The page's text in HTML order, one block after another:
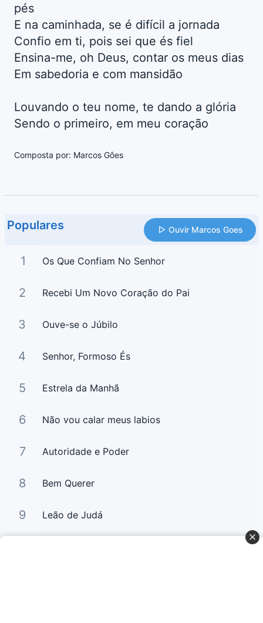
pés
E na caminhada, se é difícil a jornada
Confio em ti, pois sei que és fiel
Ensina-me, oh Deus, contar os meus dias
Em sabedoria e com mansidão
Louvando o teu nome, te dando a glória
Sendo o primeiro, em meu coração
Composta por: Marcos Gôes
Populares Ouvir Marcos Goes
1 Os Que Confiam No Senhor
2 Recebi Um Novo Coração do Pai
3 Ouve-se o Júbilo
4 Senhor, Formoso És
5 Estrela da Manhã
6 Não vou calar meus labios
7 Autoridade e Poder
8 Bem Querer
9 Leão de Judá